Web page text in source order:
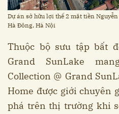
Dự án sở hữu lợi thế 2 mặt tiền
Hà Đông, Hà Nội
Thuộc bộ sưu tập bất
Grand SunLake
Collection @ Grand
Home được giới chuyên
phá trên thị trường khi